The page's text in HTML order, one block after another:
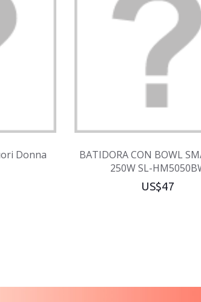
Donna
BATIDORA CON BOWL
250W SL-
US$47